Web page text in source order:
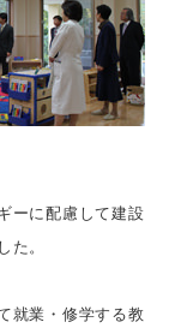
ーに配慮して建設
た。
就業・修学する教